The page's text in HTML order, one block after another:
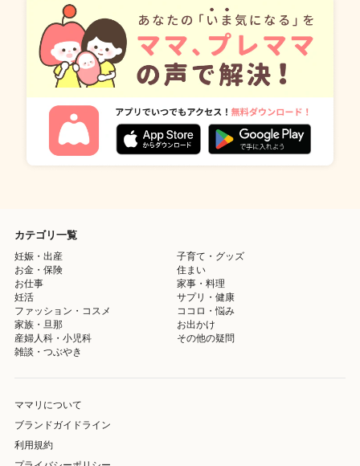
カテゴリ一覧
妊娠・出産
子育て・グッズ
お金・保険
住まい
お仕事
家事・料理
妊活
サプリ・健康
ファッション・コスメ
ココロ・悩み
家族・旦那
お出かけ
産婦人科・小児科
その他の疑問
雑談・つぶやき
ママリについて
ブランドガイドライン
利用規約